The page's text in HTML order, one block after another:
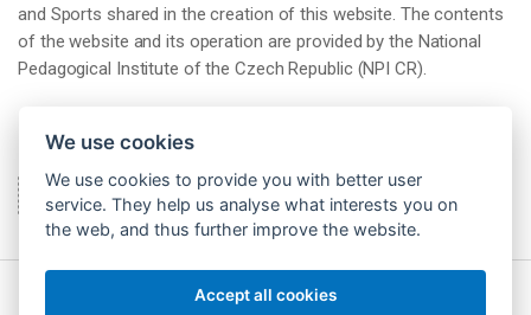
and Sports shared in the creation of this website. The contents
of the website and its operation are provided by the National
Pedagogical Institute of the Czech Republic (NPI CR).
© 2026 Národní pedagogický institut České republiky (NPI
We use cookies
We use cookies to provide you with better user
service. They help us analyse what interests you on
the web, and thus further improve the website.
Accept all cookies